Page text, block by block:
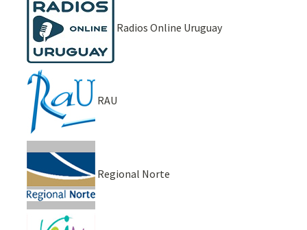
Radios Online Uruguay
RAU
Regional Norte